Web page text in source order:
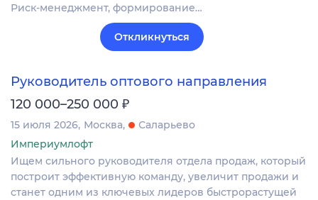
Риск-менеджмент, формирование…
Откликнуться
Руководитель оптового направления
120 000–250 000 ₽
15 июля 2026 Москва
Саларьево
Империумлофт
Ищем сильного руководителя отдела продаж, который
построит эффективную команду, увеличит продажи и
станет одним из ключевых лидеров быстрорастущей